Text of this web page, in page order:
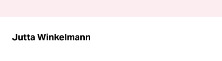
Jutta Winkelmann